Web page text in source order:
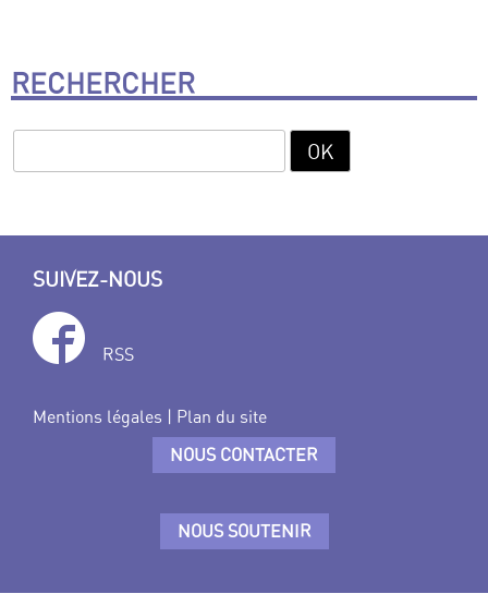
RECHERCHER
SUIVEZ-NOUS
RSS
Mentions légales | Plan du site
NOUS CONTACTER
NOUS SOUTENIR